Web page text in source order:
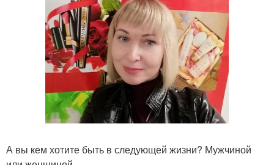
А вы кем хотите быть в следующей жизни? Мужчиной